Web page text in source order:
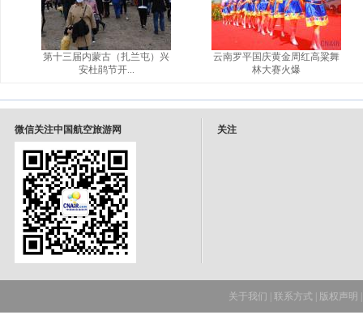
第十三届内蒙古（扎兰屯）兴
安杜鹃节开...
云南罗平国庆黄金周红高粱舞
林大赛火爆
微信关注中国航空旅游网 关注
关于我们 联系方式 版权声明